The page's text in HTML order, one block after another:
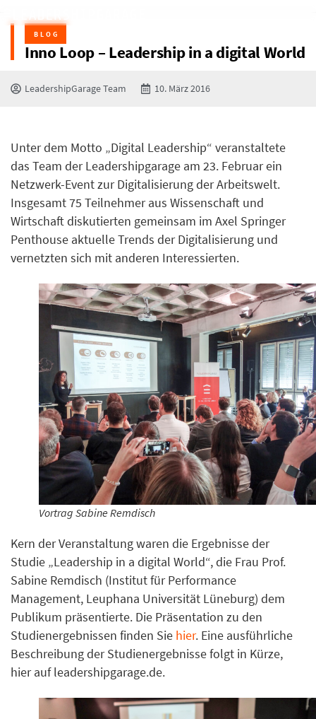
BLOG
Inno Loop – Leadership in a digital World
LeadershipGarage Team 10. März 2016
Unter dem Motto „Digital Leadership“ veranstaltete
das Team der Leadershipgarage am 23. Februar ein
Netzwerk-Event zur Digitalisierung der Arbeitswelt.
Insgesamt 75 Teilnehmer aus Wissenschaft und
Wirtschaft diskutierten gemeinsam im Axel Springer
Penthouse aktuelle Trends der Digitalisierung und
vernetzten sich mit anderen Interessierten.
Vortrag Sabine Remdisch
Kern der Veranstaltung waren die Ergebnisse der
Studie „Leadership in a digital World“, die Frau Prof.
Sabine Remdisch (Institut für Performance
Management, Leuphana Universität Lüneburg) dem
Publikum präsentierte. Die Präsentation zu den
Studienergebnissen finden Sie hier. Eine ausführliche
Beschreibung der Studienergebnisse folgt in Kürze,
hier auf leadershipgarage.de.